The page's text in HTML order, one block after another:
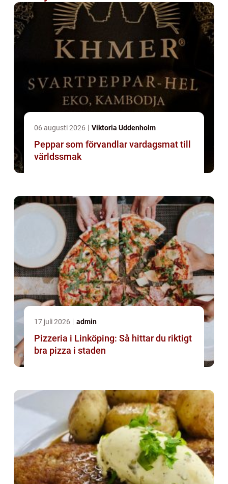
06 augusti 2026 Viktoria Uddenholm
Peppar som förvandlar vardagsmat till
världssmak
17 juli 2026 admin
Pizzeria i Linköping: Så hittar du riktigt
bra pizza i staden